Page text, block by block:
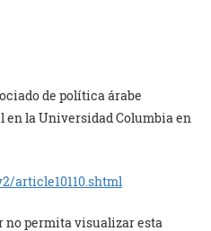
de política árabe
la Universidad Columbia en
article10110.shtml